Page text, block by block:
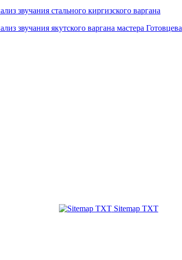
звучания стального киргизского варгана
звучания якутского варгана мастера Готовцева
Sitemap TXT